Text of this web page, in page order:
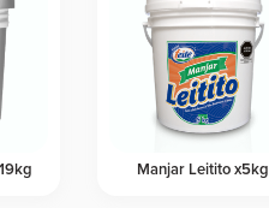
Manjar Leitito x5kg